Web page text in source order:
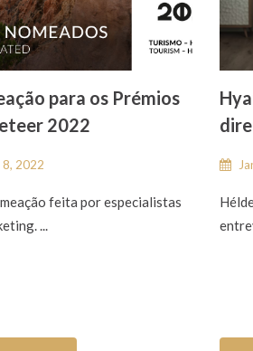
para os Prémios
2022
2022
feita por especialistas
...